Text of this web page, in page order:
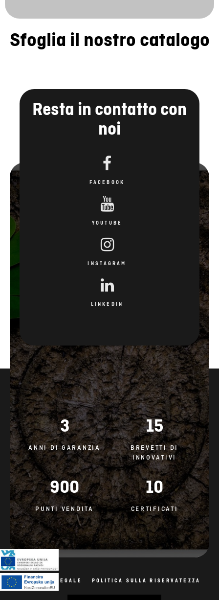
Sfoglia il nostro catalogo
Resta in contatto con
noi
FACEBOOK
YOUTUBE
INSTAGRAM
LINKEDIN
3
ANNI DI GARANZIA
15
BREVETTI DI
INNOVATIVI
900
PUNTI VENDITA
10
CERTIFICATI
AVVISO LEGALE POLITICA SULLA RISERVATEZZA